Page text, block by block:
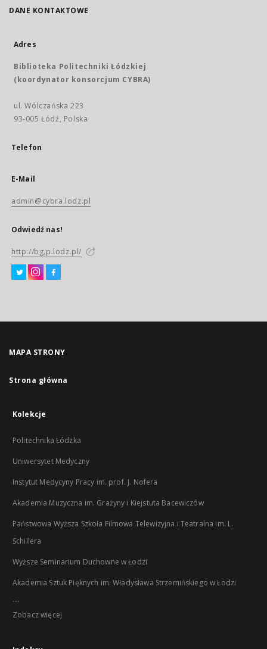
DANE KONTAKTOWE
Adres
Biblioteka Politechniki Łódzkiej
(koordynator konsorcjum CYBRA)
ul. Wólczańska 223
93-005 Łódź, Polska
Telefon
E-Mail
admin@cybra.lodz.pl
Odwiedź nas!
http://bg.p.lodz.pl/
MAPA STRONY
Strona główna
Kolekcje
Politechnika Łódzka
Uniwersytet Medyczny
Instytut Medycyny Pracy im. prof. J. Nofera
Akademia Muzyczna im. Grażyny i Kiejstuta Bacewiczów
Państwowa Wyższa Szkoła Filmowa Telewizyjna i Teatralna im. L.
Schillera
Wyższe Seminarium Duchowne w Łodzi
Akademia Sztuk Pięknych im. Władysława Strzemińskiego w Łodzi
...
Zobacz więcej